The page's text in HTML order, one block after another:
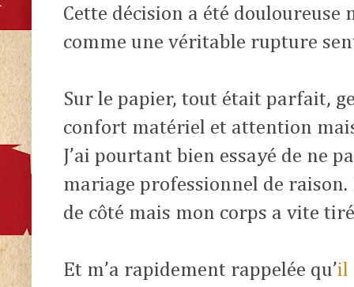
Cette décision a été douloureuse
comme une véritable rupture
Sur le papier, tout était parfait,
confort matériel et attention
J’ai pourtant bien essayé de ne
mariage professionnel de
de côté mais mon corps a vite
Et m’a rapidement rappelée qu’il